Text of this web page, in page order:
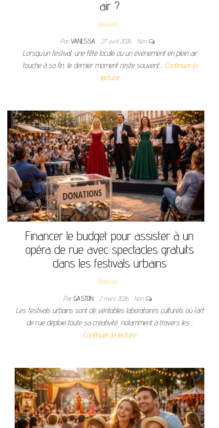
air ?
Festivals
ParVANESSA 27 avril 2026 Non
Lorsqu’un festival, une fête locale ou un événement en plein air
touche à sa fin, le dernier moment reste souvent… Continuer la
lecture
Financer le budget pour assister à un
opéra de rue avec spectacles gratuits
dans les festivals urbains
Festivals
ParGASTON 2 mars 2026 Non
Les festivals urbains sont de véritables laboratoires culturels où l’art
de rue déploie toute sa créativité, notamment à travers les…
Continuer la lecture